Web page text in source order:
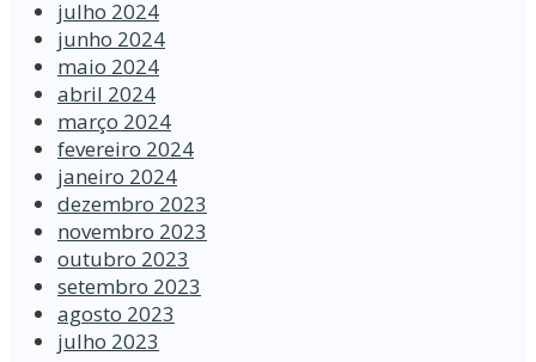
julho 2024
junho 2024
maio 2024
abril 2024
março 2024
fevereiro 2024
janeiro 2024
dezembro 2023
novembro 2023
outubro 2023
setembro 2023
agosto 2023
julho 2023